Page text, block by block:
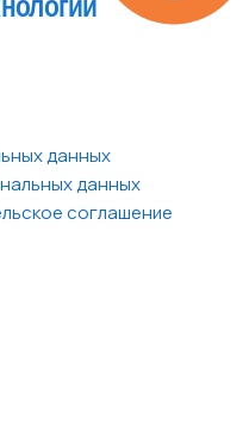
данных
данных
соглашение